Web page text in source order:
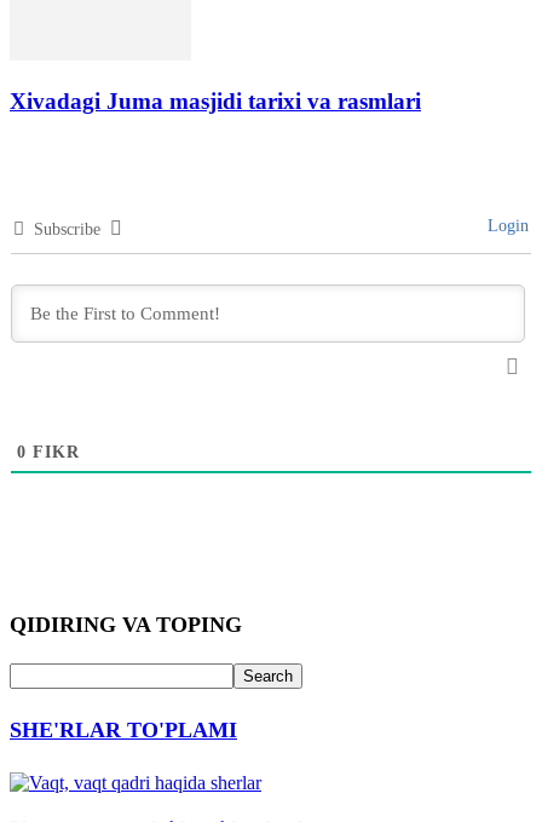
Xivadagi Juma masjidi tarixi va rasmlari
Subscribe Login
0 FIKR
QIDIRING VA TOPING
SHE'RLAR TO'PLAMI